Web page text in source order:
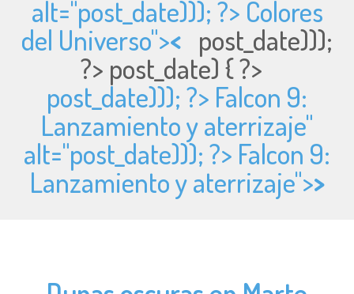
alt="post_date))); ?> Colores
del Universo">< post_date)));
?> post_date) { ?>
post_date))); ?> Falcon 9:
Lanzamiento y aterrizaje"
alt="post_date))); ?> Falcon 9:
Lanzamiento y aterrizaje">>